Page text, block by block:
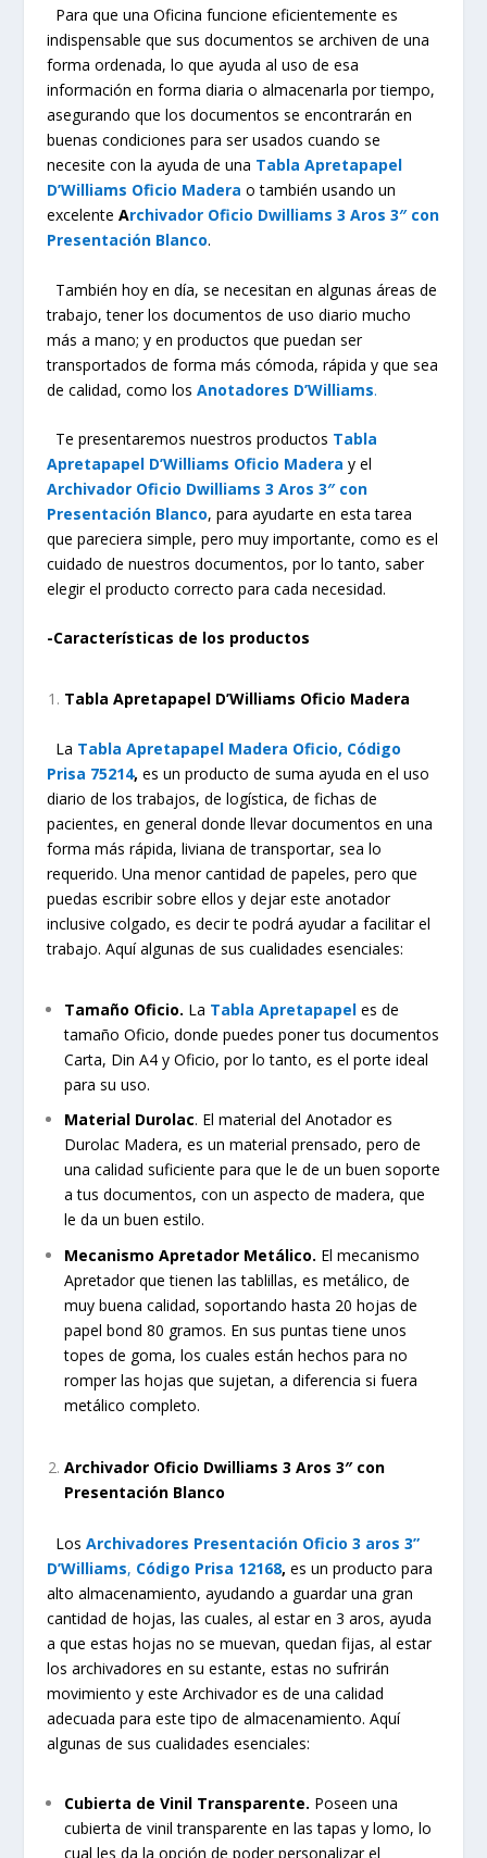
Para que una Oficina funcione eficientemente es
indispensable que sus documentos se archiven de una
forma ordenada, lo que ayuda al uso de esa
información en forma diaria o almacenarla por tiempo,
asegurando que los documentos se encontrarán en
buenas condiciones para ser usados cuando se
necesite con la ayuda de una Tabla Apretapapel
D’Williams Oficio Madera o también usando un
excelente Archivador Oficio Dwilliams 3 Aros 3″ con
Presentación Blanco.
También hoy en día, se necesitan en algunas áreas de
trabajo, tener los documentos de uso diario mucho
más a mano; y en productos que puedan ser
transportados de forma más cómoda, rápida y que sea
de calidad, como los Anotadores D’Williams.
Te presentaremos nuestros productos Tabla
Apretapapel D’Williams Oficio Madera y el
Archivador Oficio Dwilliams 3 Aros 3″ con
Presentación Blanco, para ayudarte en esta tarea
que pareciera simple, pero muy importante, como es el
cuidado de nuestros documentos, por lo tanto, saber
elegir el producto correcto para cada necesidad.
-Características de los productos
Tabla Apretapapel D’Williams Oficio Madera
La Tabla Apretapapel Madera Oficio, Código
Prisa 75214, es un producto de suma ayuda en el uso
diario de los trabajos, de logística, de fichas de
pacientes, en general donde llevar documentos en una
forma más rápida, liviana de transportar, sea lo
requerido. Una menor cantidad de papeles, pero que
puedas escribir sobre ellos y dejar este anotador
inclusive colgado, es decir te podrá ayudar a facilitar el
trabajo. Aquí algunas de sus cualidades esenciales:
Tamaño Oficio. La Tabla Apretapapel es de
tamaño Oficio, donde puedes poner tus documentos
Carta, Din A4 y Oficio, por lo tanto, es el porte ideal
para su uso.
Material Durolac. El material del Anotador es
Durolac Madera, es un material prensado, pero de
una calidad suficiente para que le de un buen soporte
a tus documentos, con un aspecto de madera, que
le da un buen estilo.
Mecanismo Apretador Metálico. El mecanismo
Apretador que tienen las tablillas, es metálico, de
muy buena calidad, soportando hasta 20 hojas de
papel bond 80 gramos. En sus puntas tiene unos
topes de goma, los cuales están hechos para no
romper las hojas que sujetan, a diferencia si fuera
metálico completo.
Archivador Oficio Dwilliams 3 Aros 3″ con
Presentación Blanco
Los Archivadores Presentación Oficio 3 aros 3”
D’Williams, Código Prisa 12168, es un producto para
alto almacenamiento, ayudando a guardar una gran
cantidad de hojas, las cuales, al estar en 3 aros, ayuda
a que estas hojas no se muevan, quedan fijas, al estar
los archivadores en su estante, estas no sufrirán
movimiento y este Archivador es de una calidad
adecuada para este tipo de almacenamiento. Aquí
algunas de sus cualidades esenciales:
Cubierta de Vinil Transparente. Poseen una
cubierta de vinil transparente en las tapas y lomo, lo
cual les da la opción de poder personalizar el